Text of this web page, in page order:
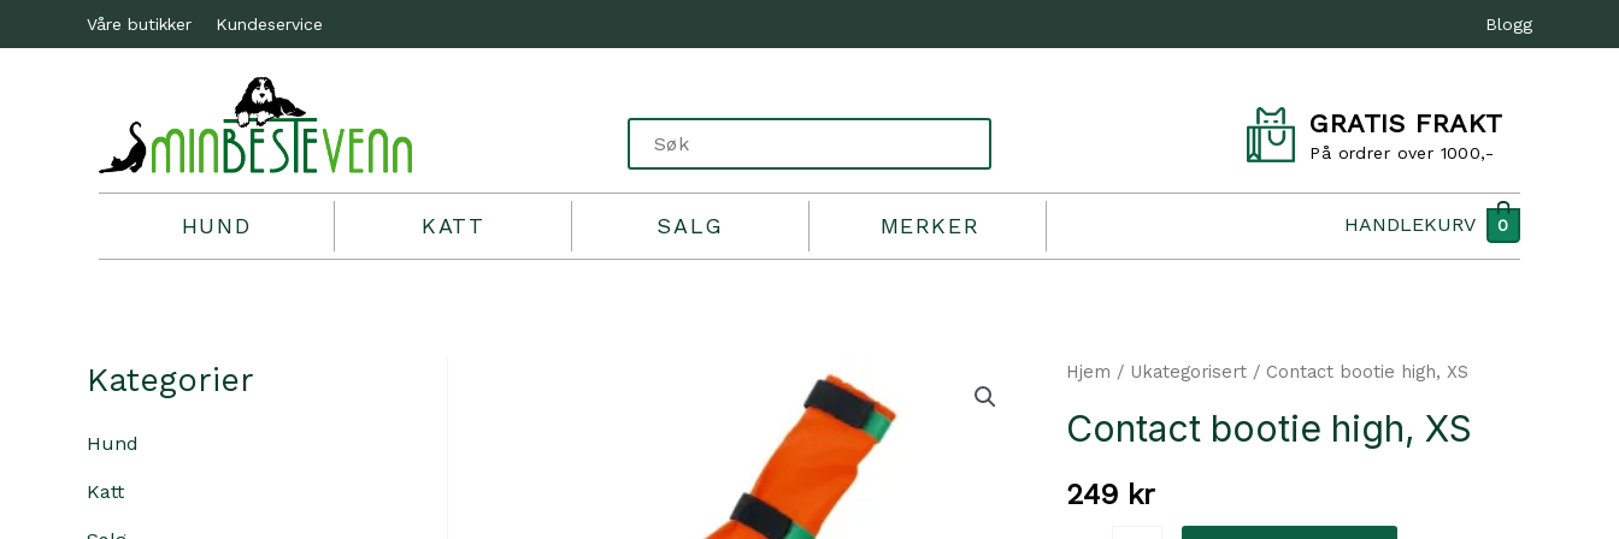
Våre butikker Kundeservice Blogg
GRATIS FRAKT
På ordrer over 1000,-
HUND KATT SALG MERKER HANDLEKURV 0
Kategorier
Hund
Katt
Hjem / Ukategorisert / Contact bootie high, XS
Contact bootie high, XS
249 kr